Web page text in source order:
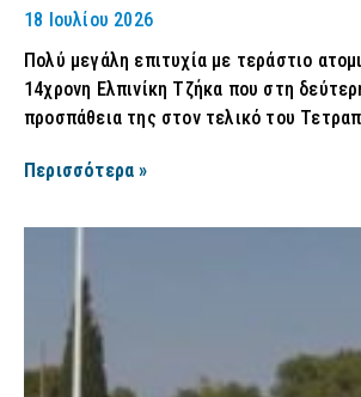
18 Ιουλίου 2026
Πολύ μεγάλη επιτυχία με τεράστιο
14χρονη Ελπινίκη Τζήκα που στη
προσπάθεια της στον τελικό του
Περισσότερα »